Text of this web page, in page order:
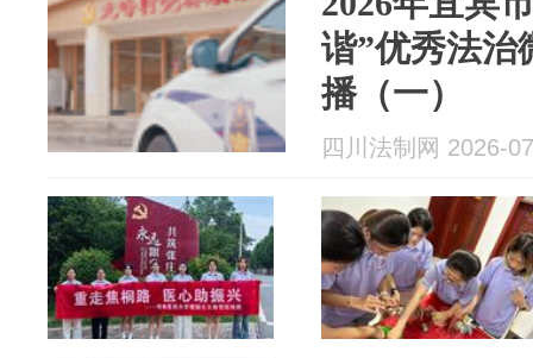
谐”优秀法治
播（一）
四川法制网 2026-